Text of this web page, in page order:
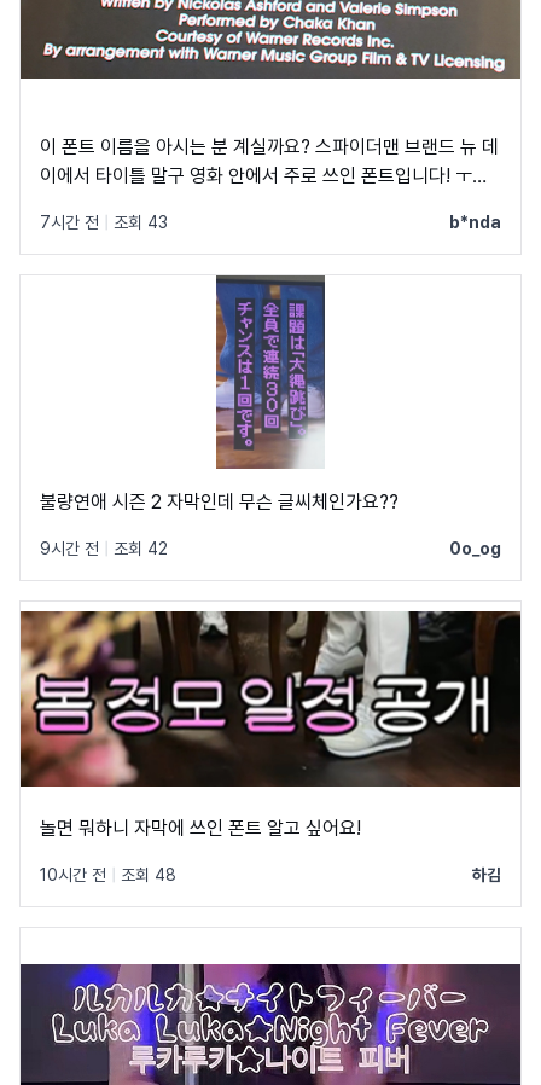
이 폰트 이름을 아시는 분 계실까요? 스파이더맨 브랜드 뉴 데
이에서 타이틀 말구 영화 안에서 주로 쓰인 폰트입니다! ㅜㅜ
깝고 t가 유독 가로가 짧아서 예쁘더라구요
7시간 전 조회 43 b*nda
불량연애 시즌 2 자막인데 무슨 글씨체인가요??
9시간 전 조회 42 0o_og
놀면 뭐하니 자막에 쓰인 폰트 알고 싶어요!
10시간 전 조회 48 하김